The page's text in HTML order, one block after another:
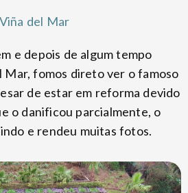
Viña del Mar
e depois de algum tempo
Mar, fomos direto ver o famoso
de estar em reforma devido
o danificou parcialmente, o
e rendeu muitas fotos.